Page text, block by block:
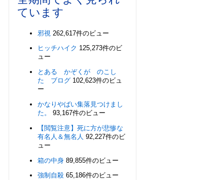
ています
邪視 262,617件のビュー
ヒッチハイク 125,273件のビ
ュー
とある かぞくが のこし
た ブログ 102,623件のビュ
ー
かなりやばい集落見つけまし
た。
93,167件のビュー
【閲覧注意】死に方が悲惨な
有名人＆無名人 92,227件のビ
ュー
箱の中身 89,855件のビュー
強制自殺 65,186件のビュー